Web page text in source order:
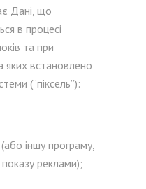
Дані, що
в процесі
та при
яких встановлено
(“піксель”):
іншу програму,
реклами);